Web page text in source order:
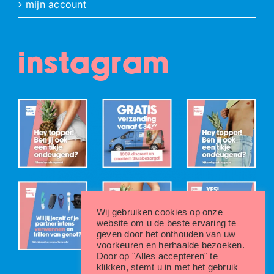
mijn account
instagram
Wij gebruiken cookies op onze
website om u de beste ervaring te
geven door het onthouden van uw
voorkeuren en herhaalde bezoeken.
Door op "Alles accepteren" te
klikken, stemt u in met het gebruik